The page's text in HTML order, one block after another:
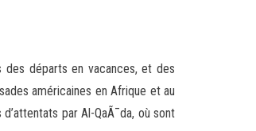
des départs en vacances, et des
américaines en Afrique et au
par Al-QaÃ¯da, où sont